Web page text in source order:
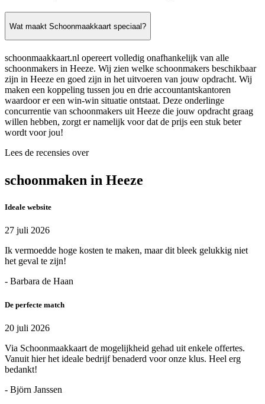
Wat maakt Schoonmaakkaart speciaal?
schoonmaakkaart.nl opereert volledig onafhankelijk van alle
schoonmakers in Heeze. Wij zien welke schoonmakers beschikbaar
zijn in Heeze en goed zijn in het uitvoeren van jouw opdracht. Wij
maken een koppeling tussen jou en drie accountantskantoren
waardoor er een win-win situatie ontstaat. Deze onderlinge
concurrentie van schoonmakers uit Heeze die jouw opdracht graag
willen hebben, zorgt er namelijk voor dat de prijs een stuk beter
wordt voor jou!
Lees de recensies over
schoonmaken in Heeze
Ideale website
27 juli 2026
Ik vermoedde hoge kosten te maken, maar dit bleek gelukkig niet
het geval te zijn!
- Barbara de Haan
De perfecte match
20 juli 2026
Via Schoonmaakkaart de mogelijkheid gehad uit enkele offertes.
Vanuit hier het ideale bedrijf benaderd voor onze klus. Heel erg
bedankt!
- Björn Janssen